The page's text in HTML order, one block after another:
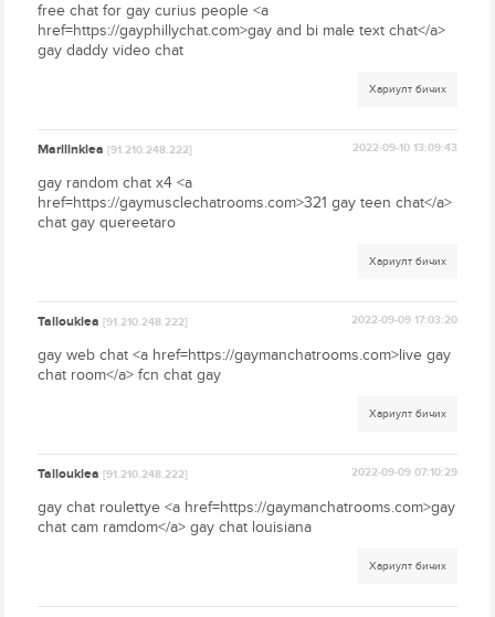
free chat for gay curius people <a
href=https://gayphillychat.com>gay and bi male text chat</a>
gay daddy video chat
Хариулт бичих
Marilinklea[91.210.248.222] 2022-09-10 13:09:43
gay random chat x4 <a
href=https://gaymusclechatrooms.com>321 gay teen chat</a>
chat gay quereetaro
Хариулт бичих
Tallouklea[91.210.248.222] 2022-09-09 17:03:20
gay web chat <a href=https://gaymanchatrooms.com>live gay
chat room</a> fcn chat gay
Хариулт бичих
Tallouklea[91.210.248.222] 2022-09-09 07:10:29
gay chat roulettye <a href=https://gaymanchatrooms.com>gay
chat cam ramdom</a> gay chat louisiana
Хариулт бичих